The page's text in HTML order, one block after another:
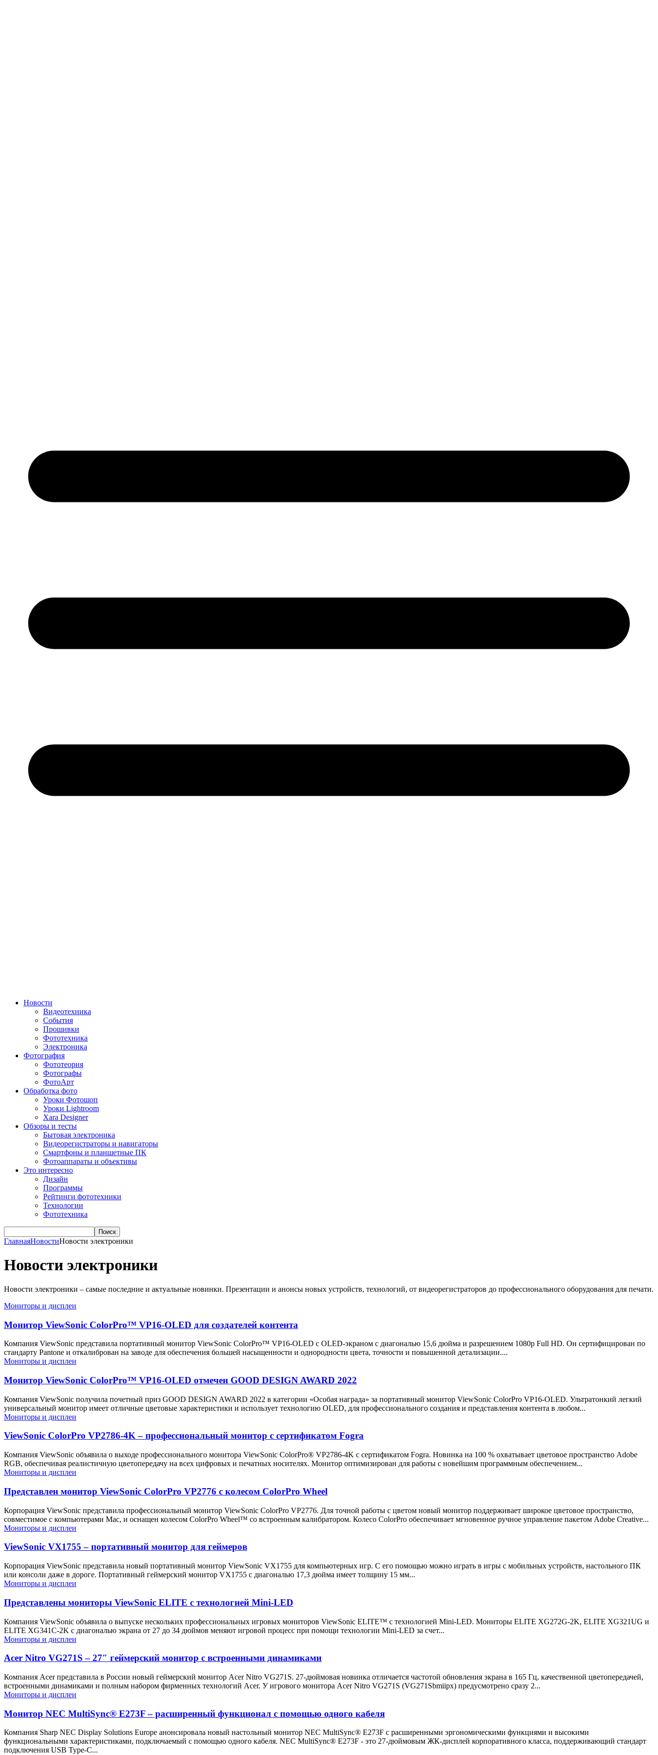
Новости
Видеотехника
События
Прошивки
Фототехника
Электроника
Фотография
Фототеория
Фотографы
ФотоАрт
Обработка фото
Уроки Фотошоп
Уроки Lightroom
Xara Designer
Обзоры и тесты
Бытовая электроника
Видеорегистраторы и навигаторы
Смартфоны и планшетные ПК
Фотоаппараты и объективы
Это интересно
Дизайн
Программы
Рейтинги фототехники
Технологии
Фототехника
Поиск
ГлавнаяНовостиНовости электроники
Новости электроники
Новости электроники – самые последние и актуальные новинки. Презентации и анонсы новых устройств, технологий, от видеорегистраторов до профессионального оборудования для печати.
Мониторы и дисплеи
Монитор ViewSonic ColorPro™ VP16-OLED для создателей контента
Компания ViewSonic представила портативный монитор ViewSonic ColorPro™ VP16-OLED с OLED-экраном с диагональю 15,6 дюйма и разрешением 1080p Full HD. Он сертифицирован по
стандарту Pantone и откалиброван на заводе для обеспечения большей насыщенности и однородности цвета, точности и повышенной детализации....
Мониторы и дисплеи
Монитор ViewSonic ColorPro™ VP16-OLED отмечен GOOD DESIGN AWARD 2022
Компания ViewSonic получила почетный приз GOOD DESIGN AWARD 2022 в категории «Особая награда» за портативный монитор ViewSonic ColorPro VP16-OLED. Ультратонкий легкий
универсальный монитор имеет отличные цветовые характеристики и использует технологию OLED, для профессионального создания и представления контента в любом...
Мониторы и дисплеи
ViewSonic ColorPro VP2786-4K – профессиональный монитор с сертификатом Fogra
Компания ViewSonic объявила о выходе профессионального монитора ViewSonic ColorPro® VP2786-4K с сертификатом Fogra. Новинка на 100 % охватывает цветовое пространство Adobe
RGB, обеспечивая реалистичную цветопередачу на всех цифровых и печатных носителях. Монитор оптимизирован для работы с новейшим программным обеспечением...
Мониторы и дисплеи
Представлен монитор ViewSonic ColorPro VP2776 с колесом ColorPro Wheel
Корпорация ViewSonic представила профессиональный монитор ViewSonic ColorPro VP2776. Для точной работы с цветом новый монитор поддерживает широкое цветовое пространство,
совместимое с компьютерами Mac, и оснащен колесом ColorPro Wheel™ со встроенным калибратором. Колесо ColorPro обеспечивает мгновенное ручное управление пакетом Adobe Creative...
Мониторы и дисплеи
ViewSonic VX1755 – портативный монитор для геймеров
Корпорация ViewSonic представила новый портативный монитор ViewSonic VX1755 для компьютерных игр. С его помощью можно играть в игры с мобильных устройств, настольного ПК
или консоли даже в дороге. Портативный геймерский монитор VX1755 с диагональю 17,3 дюйма имеет толщину 15 мм...
Мониторы и дисплеи
Представлены мониторы ViewSonic ELITE с технологией Mini-LED
Компания ViewSonic объявила о выпуске нескольких профессиональных игровых мониторов ViewSonic ELITE™ с технологией Mini-LED. Мониторы ELITE XG272G-2K, ELITE XG321UG и
ELITE XG341C-2K с диагональю экрана от 27 до 34 дюймов меняют игровой процесс при помощи технологии Mini-LED за счет...
Мониторы и дисплеи
Acer Nitro VG271S – 27″ геймерский монитор с встроенными динамиками
Компания Acer представила в России новый геймерский монитор Acer Nitro VG271S. 27-дюймовая новинка отличается частотой обновления экрана в 165 Гц, качественной цветопередачей,
встроенными динамиками и полным набором фирменных технологий Acer. У игрового монитора Acer Nitro VG271S (VG271Sbmiipx) предусмотрено сразу 2...
Мониторы и дисплеи
Монитор NEC MultiSync® E273F – расширенный функционал с помощью одного кабеля
Компания Sharp NEC Display Solutions Europe анонсировала новый настольный монитор NEC MultiSync® E273F с расширенными эргономическими функциями и высокими
функциональными характеристиками, подключаемый с помощью одного кабеля. NEC MultiSync® E273F - это 27-дюймовым ЖК-дисплей корпоративного класса, поддерживающий стандарт
подключения USB Type-C...